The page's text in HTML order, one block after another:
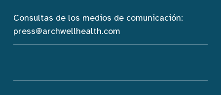
Consultas de los medios de comunicación:
press@archwellhealth.com